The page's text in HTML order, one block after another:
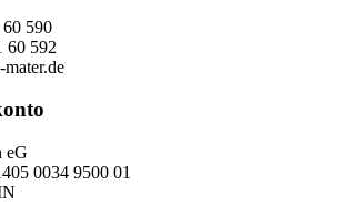
590
60 592
eG
0034 9500 01